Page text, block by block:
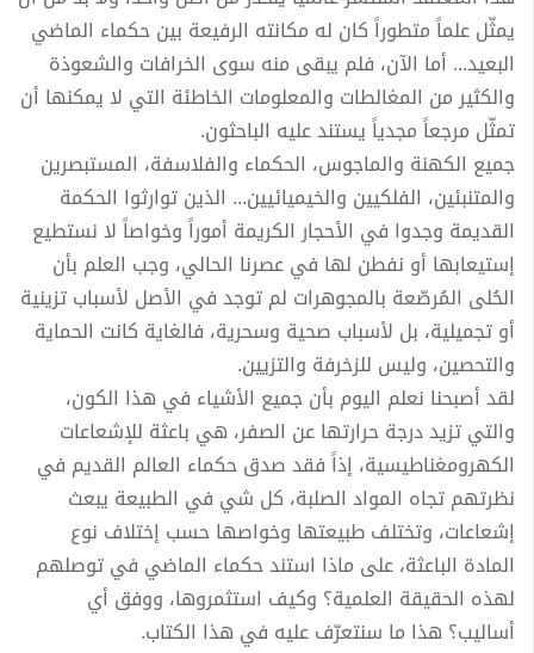
يمثّل علماً متطوراً كان له مكانته الرفيعة بين حكماء الماضي
البعيد... أما الآن، فلم يبقى منه سوى الخرافات والشعوذة
والكثير من المغالطات والمعلومات الخاطئة التي لا يمكنها أن
تمثّل مرجعاً مجدياً يستند عليه الباحثون.
جميع الكهنة والماجوس، الحكماء والفلاسفة، المستبصرين
والمتنبئين، الفلكيين والخيميائيين... الذين توارثوا الحكمة
القديمة وجدوا في الأحجار الكريمة أموراً وخواصاً لا نستطيع
إستيعابها أو نفطن لها في عصرنا الحالي، وجب العلم بأن
الحُلى المُرصّعة بالمجوهرات لم توجد في الأصل لأسباب تزينية
أو تجميلية، بل لأسباب صحية وسحرية، فالغاية كانت الحماية
والتحصين، وليس للزخرفة والتزيين.
لقد أصبحنا نعلم اليوم بأن جميع الأشياء في هذا الكون،
والتي تزيد درجة حرارتها عن الصفر، هي باعثة للإشعاعات
الكهرومغناطيسية، إذاً فقد صدق حكماء العالم القديم في
نظرتهم تجاه المواد الصلبة، كل شي في الطبيعة يبعث
إشعاعات، وتختلف طبيعتها وخواصها حسب إختلاف نوع
المادة الباعثة، على ماذا استند حكماء الماضي في توصلهم
لهذه الحقيقة العلمية؟ وكيف استثمروها، ووفق أي
أساليب؟ هذا ما سنتعرّف عليه في هذا الكتاب.